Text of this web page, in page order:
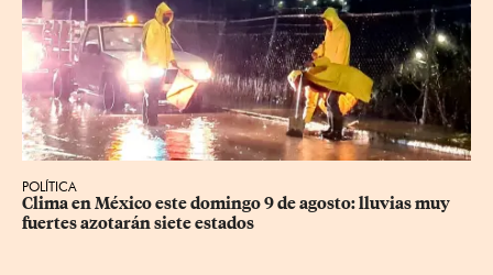
POLÍTICA
Clima en México este domingo 9 de agosto: lluvias muy
fuertes azotarán siete estados